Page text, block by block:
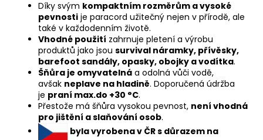
Díky svým kompaktním rozměrům a vysoké
pevnosti je paracord užitečný nejen v přírodě, ale
také v každodenním životě.
Vhodné použití zahrnuje pletení a výrobu
produktů jako jsou survival náramky, přívěsky,
barefoot sandály, opasky, obojky a vodítka.
Šňůra je omyvatelná a odolná vůči vodě,
avšak neplave na hladině. Doporučená údržba
je praní max.do +30 °C.
Přestože má šňůra vysokou pevnost, není vhodná
pro jištění a slaňování osob.
byla vyrobena v ČR s důrazem na